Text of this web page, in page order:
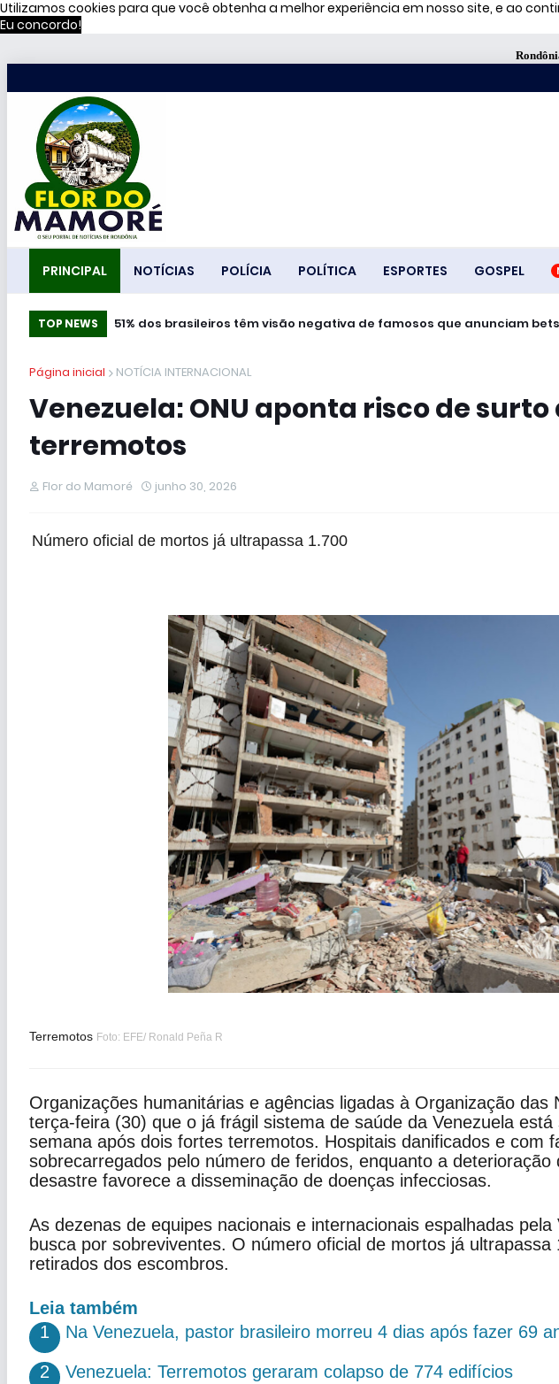
Utilizamos cookies para que você obtenha a melhor experiência em nosso site, e ao
Eu concordo!
PRINCIPAL NOTÍCIAS POLÍCIA POLÍTICA ESPORTES GOSPEL
TOP NEWS 51% dos brasileiros têm visão negativa de famosos que anunciam
Página inicial NOTÍCIA INTERNACIONAL
Venezuela: ONU aponta risco de
terremotos
Flor do Mamoré junho 30, 2026
Número oficial de mortos já ultrapassa 1.700
Terremotos Foto: EFE/ Ronald Peña R
Organizações humanitárias e agências ligadas à Organização
terça-feira (30) que o já frágil sistema de saúde da Venezuela
semana após dois fortes terremotos. Hospitais danificados e com
sobrecarregados pelo número de feridos, enquanto a
desastre favorece a disseminação de doenças infecciosas.
As dezenas de equipes nacionais e internacionais espalhadas
busca por sobreviventes. O número oficial de mortos já
retirados dos escombros.
Leia também
1
Na Venezuela, pastor brasileiro morreu 4 dias após fazer 69
2 Venezuela: Terremotos geraram colapso de 774 edifícios